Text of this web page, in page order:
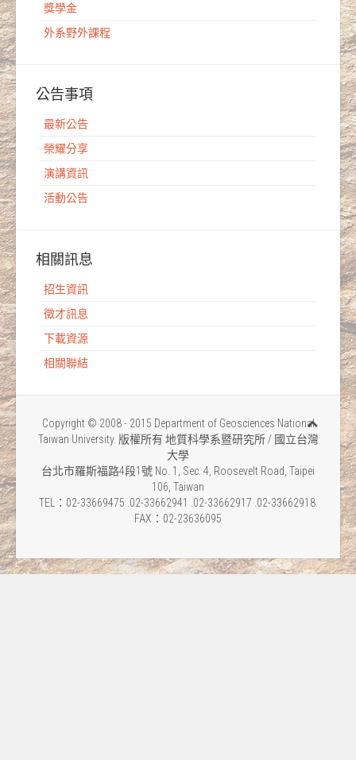
獎學金
外系野外課程
公告事項
最新公告
榮耀分享
演講資訊
活動公告
相關訊息
招生資訊
徵才訊息
下載資源
相關聯結
Copyright © 2008 - 2015 Department of Geosciences National
Taiwan University. 版權所有 地質科學系暨研究所 / 國立台灣
大學
台北市羅斯福路4段1號 No. 1, Sec. 4, Roosevelt Road, Taipei
106, Taiwan
TEL：02-33669475 .02-33662941 .02-33662917 .02-33662918.
FAX：02-23636095